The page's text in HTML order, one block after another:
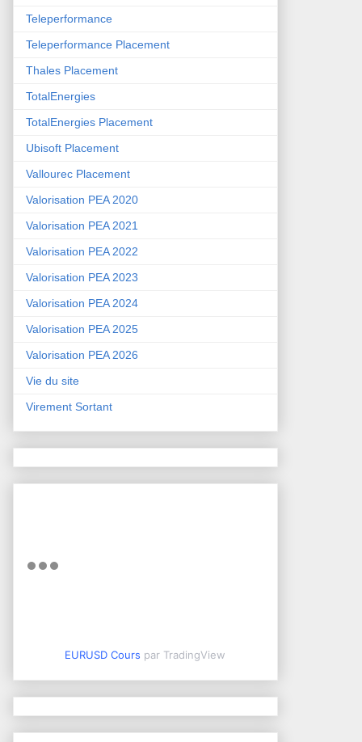
Teleperformance
Teleperformance Placement
Thales Placement
TotalEnergies
TotalEnergies Placement
Ubisoft Placement
Vallourec Placement
Valorisation PEA 2020
Valorisation PEA 2021
Valorisation PEA 2022
Valorisation PEA 2023
Valorisation PEA 2024
Valorisation PEA 2025
Valorisation PEA 2026
Vie du site
Virement Sortant
EURUSD Cours par TradingView